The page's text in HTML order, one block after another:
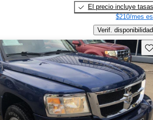
El precio incluye tasas
$210/mes
Verif. disponibilidad